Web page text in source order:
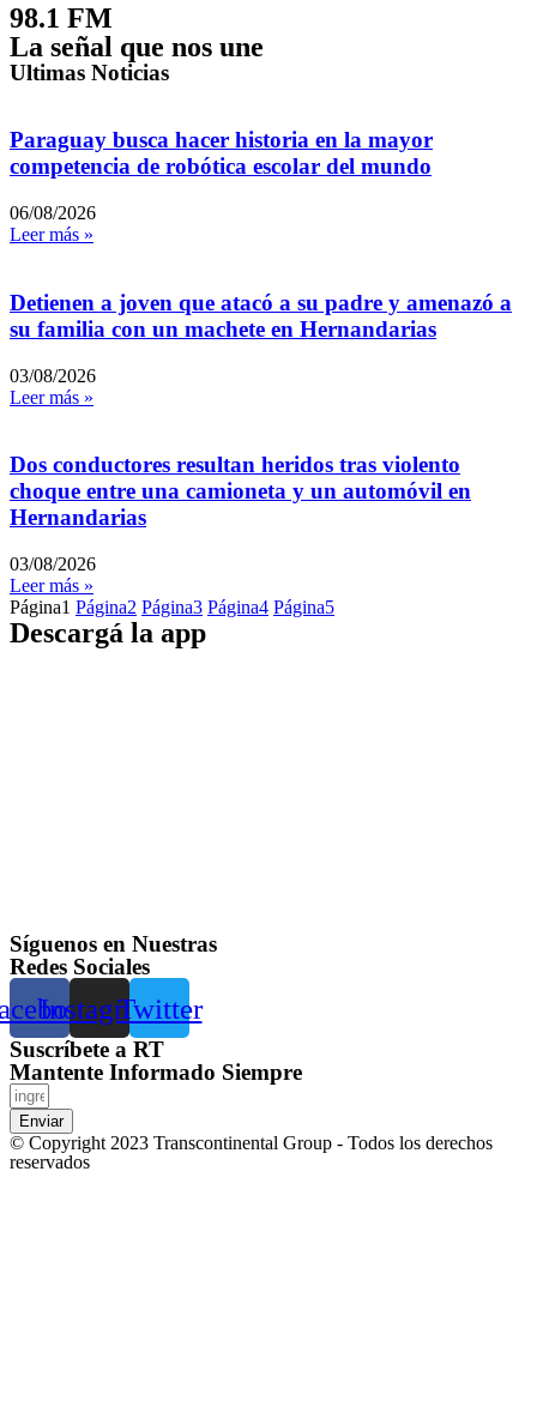
98.1 FM
La señal que nos une
Ultimas Noticias
Paraguay busca hacer historia en la mayor
competencia de robótica escolar del mundo
06/08/2026
Leer más »
Detienen a joven que atacó a su padre y amenazó a
su familia con un machete en Hernandarias
03/08/2026
Leer más »
Dos conductores resultan heridos tras violento
choque entre una camioneta y un automóvil en
Hernandarias
03/08/2026
Leer más »
Página1 Página2 Página3 Página4 Página5
Descargá la app
Síguenos en Nuestras
Redes Sociales
InstagramTwitter
Suscríbete a RT
Mantente Informado Siempre
Enviar
© Copyright 2023 Transcontinental Group - Todos los derechos
reservados